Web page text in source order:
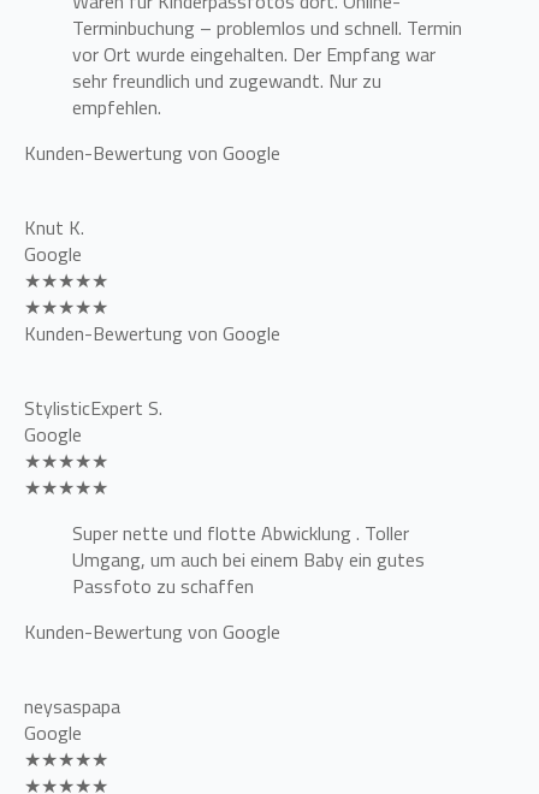
Terminbuchung – problemlos und schnell. Termin
vor Ort wurde eingehalten. Der Empfang war
sehr freundlich und zugewandt. Nur zu
empfehlen.
Kunden-Bewertung von Google
Knut K.
Google
★★★★★
★★★★★
Kunden-Bewertung von Google
StylisticExpert S.
Google
★★★★★
★★★★★
Super nette und flotte Abwicklung . Toller
Umgang, um auch bei einem Baby ein gutes
Passfoto zu schaffen
Kunden-Bewertung von Google
neysaspapa
Google
★★★★★
★★★★★